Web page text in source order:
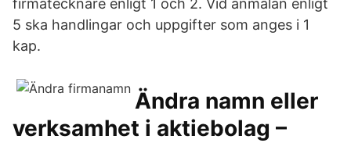
firmatecknare enligt 1 och 2. Vid anmälan enligt
5 ska handlingar och uppgifter som anges i 1
kap.
Ändra namn eller
verksamhet i aktiebolag –